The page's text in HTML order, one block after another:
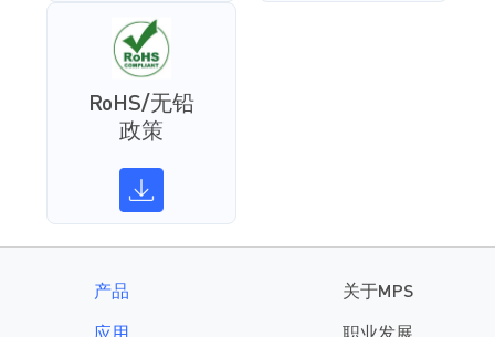
RoHS/无铅
政策
产品 关于MPS